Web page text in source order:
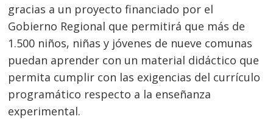
gracias a un proyecto financiado por el
Gobierno Regional que permitirá que más de
1.500 niños, niñas y jóvenes de nueve comunas
puedan aprender con un material didáctico que
permita cumplir con las exigencias del currículo
programático respecto a la enseñanza
experimental.